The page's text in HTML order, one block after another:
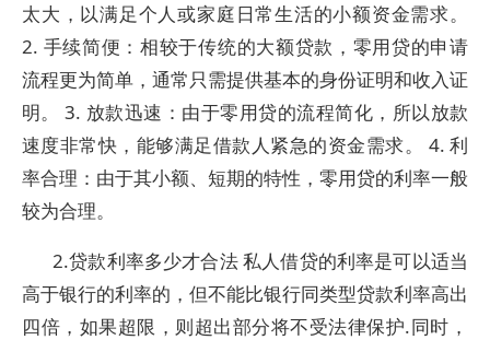
太大，以满足个人或家庭日常生活的小额资金需求。
2. 手续简便：相较于传统的大额贷款，零用贷的申请
流程更为简单，通常只需提供基本的身份证明和收入证
明。 3. 放款迅速：由于零用贷的流程简化，所以放款
速度非常快，能够满足借款人紧急的资金需求。 4. 利
率合理：由于其小额、短期的特性，零用贷的利率一般
较为合理。
2.贷款利率多少才合法 私人借贷的利率是可以适当
高于银行的利率的，但不能比银行同类型贷款利率高出
四倍，如果超限，则超出部分将不受法律保护.同时，